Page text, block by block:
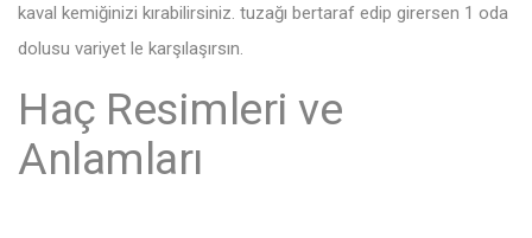
kaval kemiğinizi kırabilirsiniz. tuzağı bertaraf edip girersen 1 oda
dolusu variyet le karşılaşırsın.
Haç Resimleri ve
Anlamları